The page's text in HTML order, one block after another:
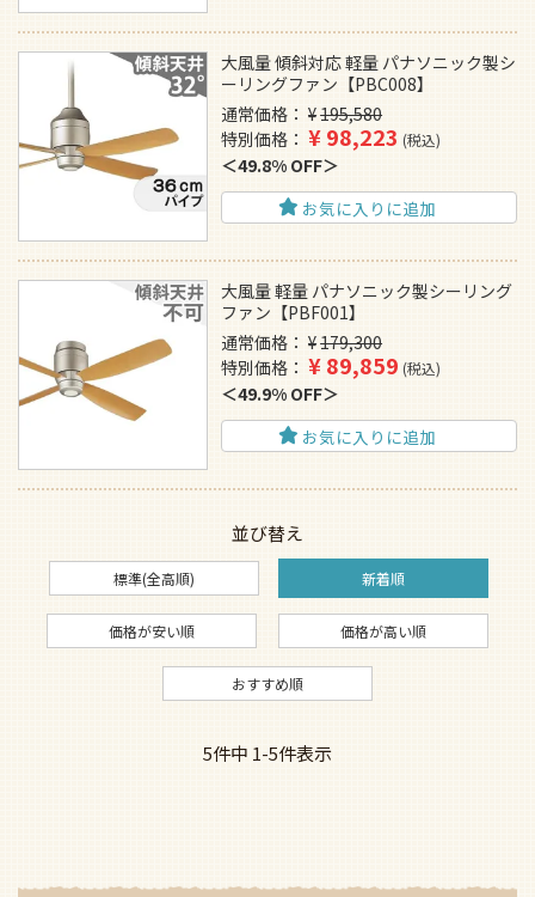
大風量 傾斜対応 軽量 パナソニック製シ
ーリングファン【PBC008】
通常価格
¥195,580
特別価格
¥98,223 税込
49.8% OFF
お気に入りに追加
大風量 軽量 パナソニック製シーリング
ファン【PBF001】
通常価格
¥179,300
特別価格
¥89,859 税込
49.9% OFF
お気に入りに追加
並び替え
標準(全高順) 新着順
価格が安い順 価格が高い順
おすすめ順
5件中 1-5件表示